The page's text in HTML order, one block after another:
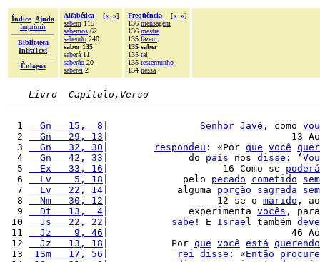
Índice
Ajuda
Imprimir
Biblioteca
IntraText
Èulogos
Alfabética [« »]
sabem 115
sabemos 62
sabendo 240
saber 135
saberá 11
saberão 20
saberei 2
Freqüência [« »]
136 mensagem
136 mestre
135 fazem
135 saber
135 tal
135 testemunho
134 nessa
Livro  Capítulo,Verso
  1
  Gn   15,  8
Senhor Javé , como vou
  2
  Gn   29, 13
|                                13
  3
  Gn   32, 30
respondeu : «Por que você quer
  4
  Gn   42, 33
|              do país nos disse : ‘ Vou
  5
  Ex   33, 16
|                    16 Como se poderá
  6
  Lv    5, 18
|             pelo pecado cometido
sem
  7
  Lv   22, 14
|            alguma porção sagrada
sem
  8
  Nm   30, 12
|                   12 se o marido ,
  9
  Dt   13,  4
|              experimenta vocês ,
10
  Js   22, 22
sabe ! E Israel também deve
11
  Jz    9, 46
|                                46
12
  Jz   13, 18
|           Por que você está querendo
13
1Sm   17, 56 rei disse : «Então
procure